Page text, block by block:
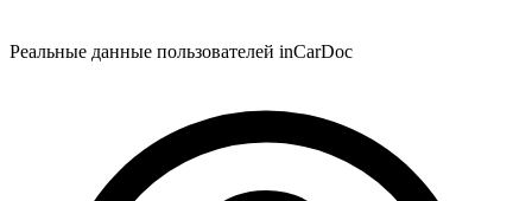
Реальные данные пользователей inCarDoc